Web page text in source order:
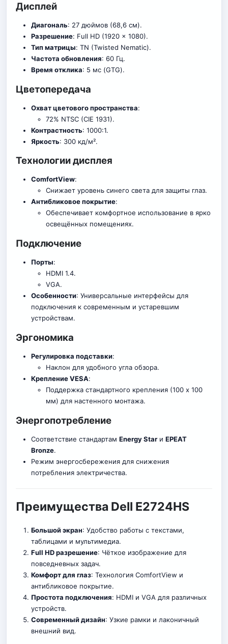
Дисплей
Диагональ: 27 дюймов (68,6 см).
Разрешение: Full HD (1920 x 1080).
Тип матрицы: TN (Twisted Nematic).
Частота обновления: 60 Гц.
Время отклика: 5 мс (GTG).
Цветопередача
Охват цветового пространства:
72% NTSC (CIE 1931).
Контрастность: 1000:1.
Яркость: 300 кд/м².
Технологии дисплея
ComfortView:
Снижает уровень синего света для защиты глаз.
Антибликовое покрытие:
Обеспечивает комфортное использование в ярко
освещённых помещениях.
Подключение
Порты:
HDMI 1.4.
VGA.
Особенности: Универсальные интерфейсы для
подключения к современным и устаревшим
устройствам.
Эргономика
Регулировка подставки:
Наклон для удобного угла обзора.
Крепление VESA:
Поддержка стандартного крепления (100 x 100
мм) для настенного монтажа.
Энергопотребление
Соответствие стандартам Energy Starи EPEAT
Bronze.
Режим энергосбережения для снижения
потребления электричества.
Преимущества Dell E2724HS
Большой экран: Удобство работы с текстами,
таблицами и мультимедиа.
Full HD разрешение: Чёткое изображение для
повседневных задач.
Комфорт для глаз: Технология ComfortView и
антибликовое покрытие.
Простота подключения: HDMI и VGA для различных
устройств.
Современный дизайн: Узкие рамки и лаконичный
внешний вид.